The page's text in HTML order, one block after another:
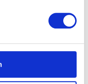
advertenties te
media te bieden
Ook delen we
site met onze
en analyse. Deze